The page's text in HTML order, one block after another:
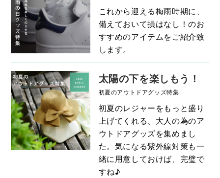
これから迎える梅雨時期に、
備えておいて損はなし！のお
すすめのアイテムをご紹介致
します。
太陽の下を楽しもう！
初夏のアウトドアグッズ特集
初夏のレジャーをもっと盛り
上げてくれる、大人の為のア
ウトドアグッズを集めまし
た。気になる紫外線対策も一
緒に用意しておけば、完璧で
すね♪